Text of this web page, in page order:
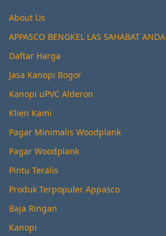
About Us
APPASCO BENGKEL LAS SAHABAT ANDA
Daftar Harga
Jasa Kanopi Bogor
Kanopi uPVC Alderon
Klien Kami
Pagar Minimalis Woodplank
Pagar Woodplank
Pintu Teralis
Produk Terpopuler Appasco
Baja Ringan
Kanopi